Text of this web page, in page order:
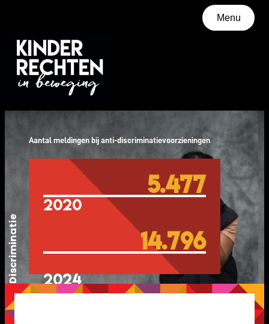
content
Menu
Geweld tegen kinderen
Jeugdhulp en jeugdbescherming
Armoede
Onderwijs
Migratie
Kinderhandel en seksuele uitbuiting
Jeugdstrafrecht
Discriminatie
Aantal meldingen bij anti-discriminatievoorzieningen
5.477
2020
14.796
2024